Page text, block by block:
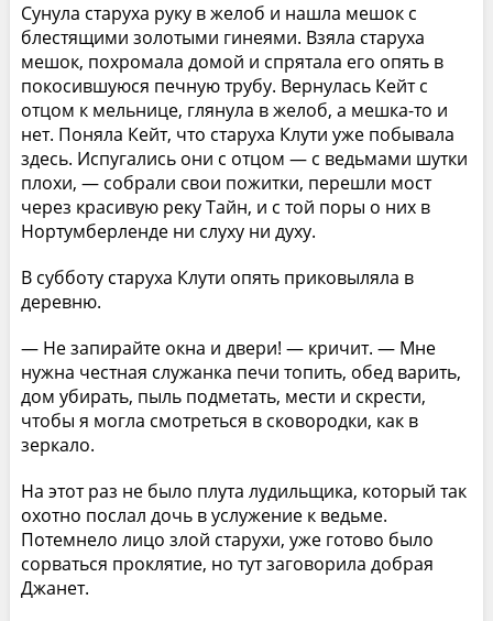
Сунула старуха руку в желоб и нашла мешок с
блестящими золотыми гинеями. Взяла старуха
мешок, похромала домой и спрятала его опять в
покосившуюся печную трубу. Вернулась Кейт с
отцом к мельнице, глянула в желоб, а мешка-то и
нет. Поняла Кейт, что старуха Клути уже побывала
здесь. Испугались они с отцом — с ведьмами шутки
плохи, — собрали свои пожитки, перешли мост
через красивую реку Тайн, и с той поры о них в
Нортумберленде ни слуху ни духу.
В субботу старуха Клути опять приковыляла в
деревню.
— Не запирайте окна и двери! — кричит. — Мне
нужна честная служанка печи топить, обед варить,
дом убирать, пыль подметать, мести и скрести,
чтобы я могла смотреться в сковородки, как в
зеркало.
На этот раз не было плута лудильщика, который так
охотно послал дочь в услужение к ведьме.
Потемнело лицо злой старухи, уже готово было
сорваться проклятие, но тут заговорила добрая
Джанет.